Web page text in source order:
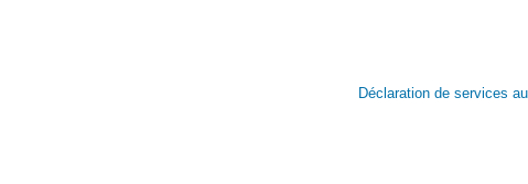
Déclaration de services